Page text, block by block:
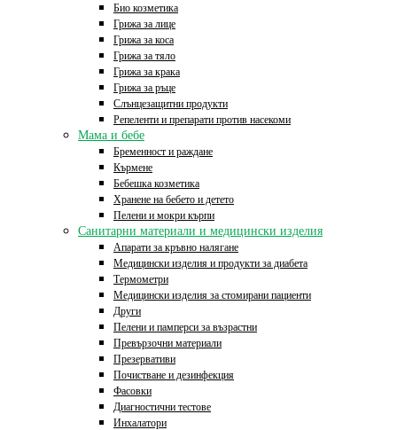
Био козметика
Грижа за лице
Грижа за коса
Грижа за тяло
Грижа за крака
Грижа за ръце
Слънцезащитни продукти
Репеленти и препарати против насекоми
Мама и бебе
Бременност и раждане
Кърмене
Бебешка козметика
Хранене на бебето и детето
Пелени и мокри кърпи
Санитарни материали и медицински изделия
Апарати за кръвно налягане
Медицински изделия и продукти за диабета
Термометри
Медицински изделия за стомирани пациенти
Други
Пелени и памперси за възрастни
Превързочни материали
Презервативи
Почистване и дезинфекция
Фасовки
Диагностични тестове
Инхалатори